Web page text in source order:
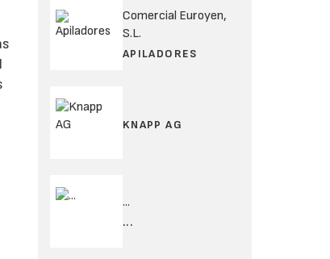
Comercial Euroyen,
S.L.
APILADORES
KNAPP AG
...
...